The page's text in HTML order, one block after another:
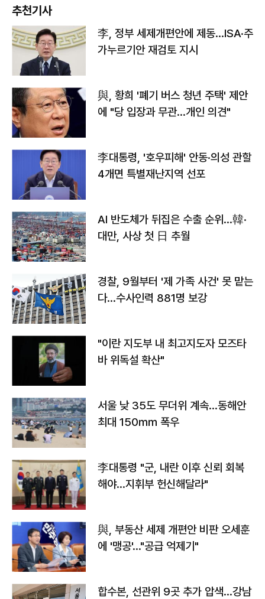
추천기사
李, 정부 세제개편안에 제동…ISA·주
가누르기안 재검토 지시
與, 황희 '폐기 버스 청년 주택' 제안
에 "당 입장과 무관…개인 의견"
李대통령, '호우피해' 안동·의성 관할
4개면 특별재난지역 선포
AI 반도체가 뒤집은 수출 순위…韓·
대만, 사상 첫 日 추월
경찰, 9월부터 '제 가족 사건' 못 맡는
다…수사인력 881명 보강
"이란 지도부 내 최고지도자 모즈타
바 위독설 확산"
서울 낮 35도 무더위 계속…동해안
최대 150㎜ 폭우
李대통령 "군, 내란 이후 신뢰 회복
해야…지휘부 헌신해달라"
與, 부동산 세제 개편안 비판 오세훈
에 '맹공'…"공급 억제기"
합수본, 선관위 9곳 추가 압색…강남